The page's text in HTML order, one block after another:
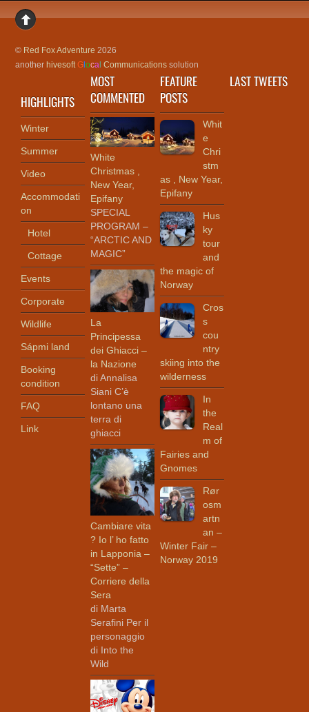
© Red Fox Adventure 2026
another hivesoftG loca Communications solution
HIGHLIGHTS
Winter
Summer
Video
Accommodati
on
Hotel
Cottage
Events
Corporate
Wildlife
Sápmi land
Booking
condition
FAQ
Link
MOST
COMMENTED
White
Christmas ,
New Year,
Epifany
SPECIAL
PROGRAM –
“ARCTIC AND
MAGIC”
La
Principessa
dei Ghiacci –
la Nazione
di Annalisa
Siani C’è
lontano una
terra di
ghiacci
Cambiare vita
? Io l’ ho fatto
in Lapponia –
“Sette” –
Corriere della
Sera
di Marta
Serafini Per il
personaggio
di Into the
Wild
FEATURE
POSTS
Whit
e
Chri
stm
as , New Year,
Epifany
Hus
ky
tour
and
the magic of
Norway
Cros
s
cou
ntry
skiing into the
wilderness
In
the
Real
m of
Fairies and
Gnomes
Rør
osm
artn
an –
Winter Fair –
Norway 2019
LAST TWEETS